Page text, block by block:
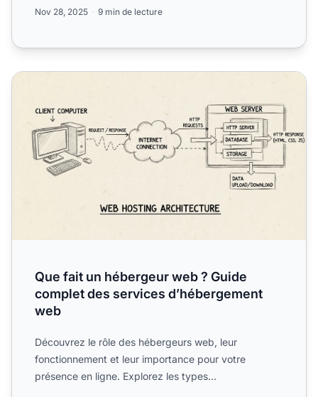
Nov 28, 2025 9 min de lecture
Que fait un hébergeur web ? Guide complet des services
Que fait un hébergeur web ? Guide
complet des services d’hébergement
web
Découvrez le rôle des hébergeurs web, leur
fonctionnement et leur importance pour votre
présence en ligne. Explorez les types